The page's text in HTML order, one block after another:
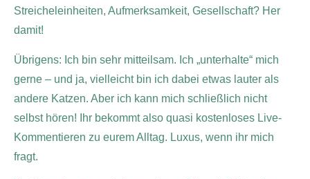
Streicheleinheiten, Aufmerksamkeit, Gesellschaft? Her
damit!
Übrigens: Ich bin sehr mitteilsam. Ich „unterhalte“ mich
gerne – und ja, vielleicht bin ich dabei etwas lauter als
andere Katzen. Aber ich kann mich schließlich nicht
selbst hören! Ihr bekommt also quasi kostenloses Live-
Kommentieren zu eurem Alltag. Luxus, wenn ihr mich
fragt.